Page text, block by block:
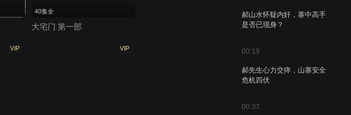
郝山水怀疑内奸，寨中高手
是否已现身？
00:19
郝先生心力交瘁，山寨安全
危机四伏
00:37
40集全
大宅门 第一部
VIP VIP